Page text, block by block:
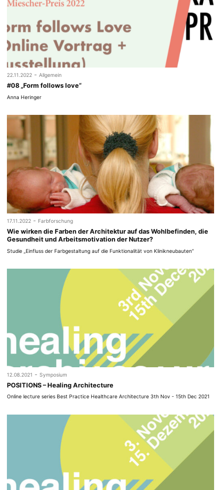
22.11.2022 - Allgemein
#08 „Form follows love“
Anna Heringer
17.11.2022 - Farbforschung
Wie wirken die Farben der Architektur auf das Wohlbefinden, die
Gesundheit und Arbeitsmotivation der Nutzer?
Studie „Einfluss der Farbgestaltung auf die Funktionalität von Klinikneubauten“
12.08.2021 - Symposium
POSITIONS – Healing Architecture
Online lecture series Best Practice Healthcare Architecture 3th Nov - 15th Dec 2021